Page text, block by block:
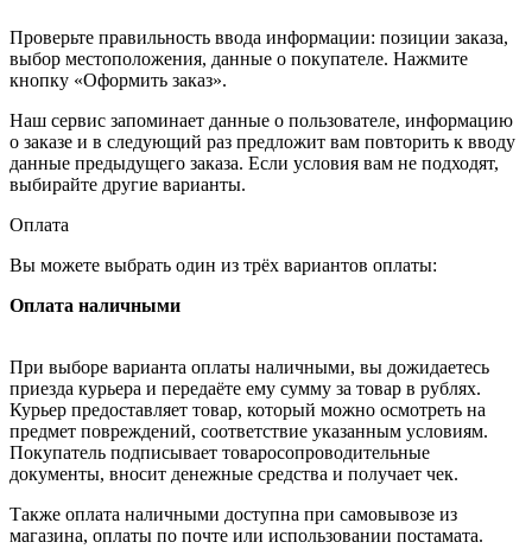
Проверьте правильность ввода информации: позиции заказа,
выбор местоположения, данные о покупателе. Нажмите
кнопку «Оформить заказ».
Наш сервис запоминает данные о пользователе, информацию
о заказе и в следующий раз предложит вам повторить к вводу
данные предыдущего заказа. Если условия вам не подходят,
выбирайте другие варианты.
Оплата
Вы можете выбрать один из трёх вариантов оплаты:
Оплата наличными
При выборе варианта оплаты наличными, вы дожидаетесь
приезда курьера и передаёте ему сумму за товар в рублях.
Курьер предоставляет товар, который можно осмотреть на
предмет повреждений, соответствие указанным условиям.
Покупатель подписывает товаросопроводительные
документы, вносит денежные средства и получает чек.
Также оплата наличными доступна при самовывозе из
магазина, оплаты по почте или использовании постамата.